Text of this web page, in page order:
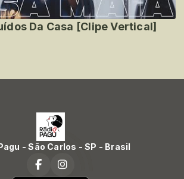
Da Casa [Clipe Vertical]
- São Carlos - SP - Brasil